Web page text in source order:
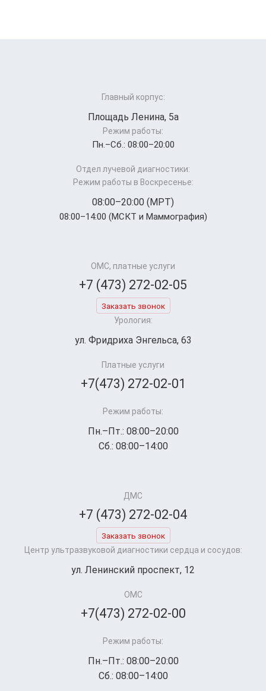
Главный корпус:
Площадь Ленина, 5а
Режим работы:
Пн.–Cб.: 08:00–20:00
Отдел лучевой диагностики:
Режим работы в Воскресенье:
08:00–20:00 (МРТ)
08:00–14:00 (МСКТ и Маммография)
ОМС, платные услуги
+7 (473) 272-02-05
Заказать звонок
Урология:
ул. Фридриха Энгельса, 63
Платные услуги
+7(473) 272-02-01
Режим работы:
Пн.–Пт.: 08:00–20:00
Сб.: 08:00–14:00
ДМС
+7 (473) 272-02-04
Заказать звонок
Центр ультразвуковой диагностики сердца и сосудов:
ул. Ленинский проспект, 12
ОМС
+7(473) 272-02-00
Режим работы:
Пн.–Пт.: 08:00–20:00
Сб.: 08:00–14:00